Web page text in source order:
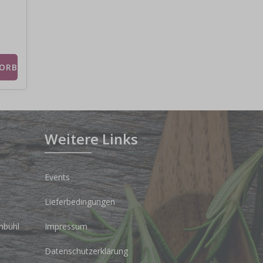
Weitere Links
Events
Lieferbedingungen
Impressum
Datenschutzerklärung